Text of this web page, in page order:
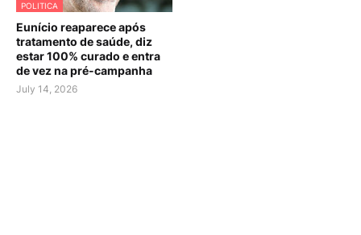
POLITICA
Eunício reaparece após
tratamento de saúde, diz
estar 100% curado e entra
de vez na pré-campanha
July 14, 2026